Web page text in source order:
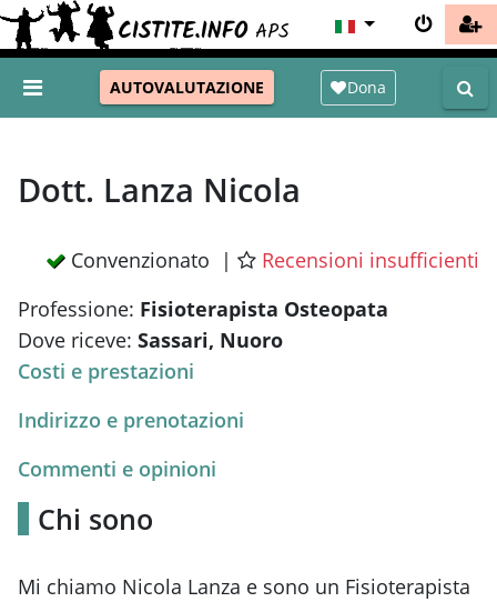
AUTOVALUTAZIONE Dona
Dott. Lanza Nicola
Convenzionato |
Recensioni insufficienti
Professione: Fisioterapista Osteopata
Dove riceve: Sassari, Nuoro
Costi e prestazioni
Indirizzo e prenotazioni
Commenti e opinioni
Chi sono
Mi chiamo Nicola Lanza e sono un Fisioterapista